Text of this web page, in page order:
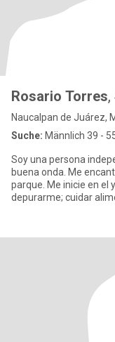
Rosario Torres,
Naucalpan de Juárez,
Suche: Männlich 39 -
Soy una persona
buena onda. Me encanta bailar, me gustan
parque. Me inicie en el
depurarme; cuidar